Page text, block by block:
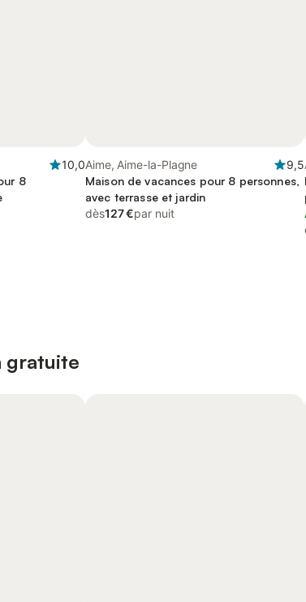
10,0
8
Aime, Aime-la-Plagne
9,5
Maison de vacances pour 8 personnes,
avec terrasse et jardin
dès127 €par nuit
gratuite